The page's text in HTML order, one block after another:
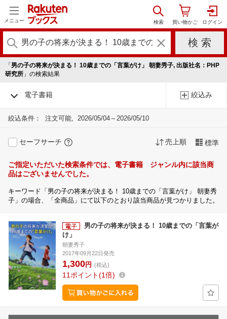
メニュー
「 男の子の将来が決まる！ 10歳までの「言葉がけ」 朝妻秀子, 出版社名：PHP
研究所 」の検索結果
電子書籍 絞込み
絞込条件： 注文可能 2026/05/04～2026/05/10
セーフサーチ 売上順 標準
ご指定いただいた検索条件では、電子書籍 ジャンル内に該当商
品はございませんでした。
キーワード「男の子の将来が決まる！ 10歳までの「言葉がけ」 朝妻秀
子」の場合、「全商品」にて以下のとおり該当商品が見つかりました。
男の子の将来が決まる！ 10歳までの「言葉が
け」
朝妻秀子
2017年09月22日発売
1,300円 (税込)
11 ポイント 1倍